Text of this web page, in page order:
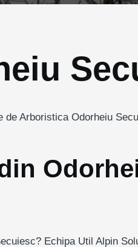
Arboristica Odorheiu
Echipa Util Alpin